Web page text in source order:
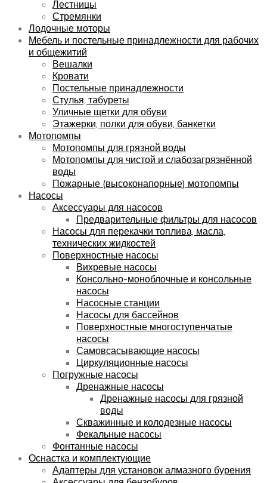
Лестницы
Стремянки
Лодочные моторы
Мебель и постельные принадлежности для рабочих
и общежитий
Вешалки
Кровати
Постельные принадлежности
Стулья, табуреты
Уличные щетки для обуви
Этажерки, полки для обуви, банкетки
Мотопомпы
Мотопомпы для грязной воды
Мотопомпы для чистой и слабозагрязнённой
воды
Пожарные (высоконапорные) мотопомпы
Насосы
Аксессуары для насосов
Предварительные фильтры для насосов
Насосы для перекачки топлива, масла,
технических жидкостей
Поверхностные насосы
Вихревые насосы
Консольно-моноблочные и консольные
насосы
Насосные станции
Насосы для бассейнов
Поверхностные многоступенчатые
насосы
Самовсасывающие насосы
Циркуляционные насосы
Погружные насосы
Дренажные насосы
Дренажные насосы для грязной
воды
Скважинные и колодезные насосы
Фекальные насосы
Фонтанные насосы
Оснастка и комплектующие
Адаптеры для установок алмазного бурения